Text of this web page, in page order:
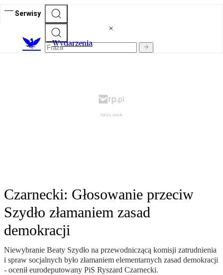
Serwisy
Wydarzenia
Czarnecki: Głosowanie przeciw
Szydło złamaniem zasad
demokracji
Niewybranie Beaty Szydło na przewodniczącą komisji zatrudnienia
i spraw socjalnych było złamaniem elementarnych zasad demokracji
- ocenił eurodeputowany PiS Ryszard Czarnecki.